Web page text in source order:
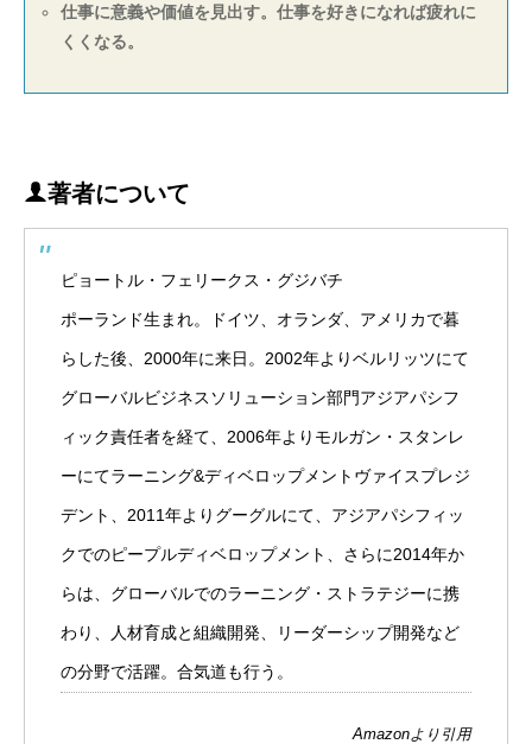
仕事に意義や価値を見出す。仕事を好きになれば疲れに
くくなる。
著者について
ピョートル・フェリークス・グジバチ
ポーランド生まれ。ドイツ、オランダ、アメリカで暮
らした後、2000年に来日。2002年よりベルリッツにて
グローバルビジネスソリューション部門アジアパシフ
ィック責任者を経て、2006年よりモルガン・スタンレ
ーにてラーニング&ディベロップメントヴァイスプレジ
デント、2011年よりグーグルにて、アジアパシフィッ
クでのピープルディベロップメント、さらに2014年か
らは、グローバルでのラーニング・ストラテジーに携
わり、人材育成と組織開発、リーダーシップ開発など
の分野で活躍。合気道も行う。
Amazonより引用